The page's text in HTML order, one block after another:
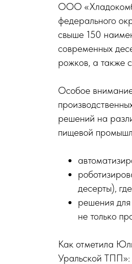
ООО
федерального
свыше 150
современных
рожков, а также
Особое
решений на
пищевой
десерты),
решения для
не только
Как отметила
Уральской ТПП»: